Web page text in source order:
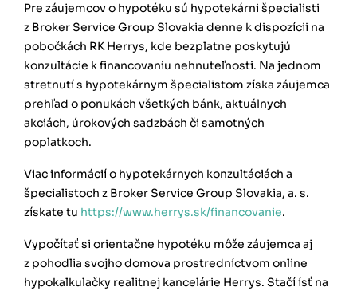
Pre záujemcov o hypotéku sú hypotekárni špecialisti
z Broker Service Group Slovakia denne k dispozícii na
pobočkách RK Herrys, kde bezplatne poskytujú
konzultácie k financovaniu nehnuteľnosti. Na jednom
stretnutí s hypotekárnym špecialistom získa záujemca
prehľad o ponukách všetkých bánk, aktuálnych
akciách, úrokových sadzbách či samotných
poplatkoch.
Viac informácií o hypotekárnych konzultáciách a
špecialistoch z Broker Service Group Slovakia, a. s.
získate tu https://www.herrys.sk/financovanie.
Vypočítať si orientačne hypotéku môže záujemca aj
z pohodlia svojho domova prostredníctvom online
hypokalkulačky realitnej kancelárie Herrys. Stačí ísť na